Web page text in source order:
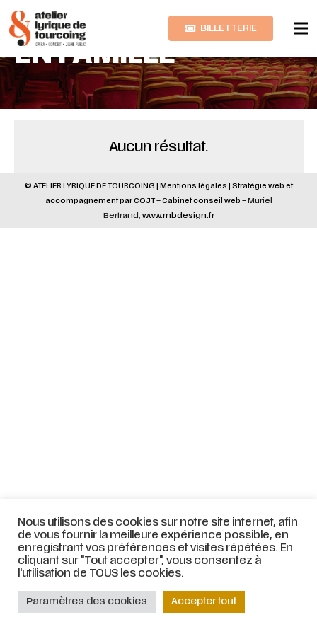
BILLETTERIE
EN FAMILLE
Aucun résultat.
© ATELIER LYRIQUE DE TOURCOING | Mentions légales Stratégie web et
accompagnement parCOJT– Cabinet conseil web –Muriel
Bertrand, www.mbdesign.fr
Nous utilisons des cookies sur notre site internet, afin
de vous fournir la meilleure expérience possible, en
enregistrant vos préférences et visites répétées. En
cliquant sur "Tout accepter", vous consentez à
l'utilisation de TOUS les cookies.
Paramètres des cookies Accepter tout